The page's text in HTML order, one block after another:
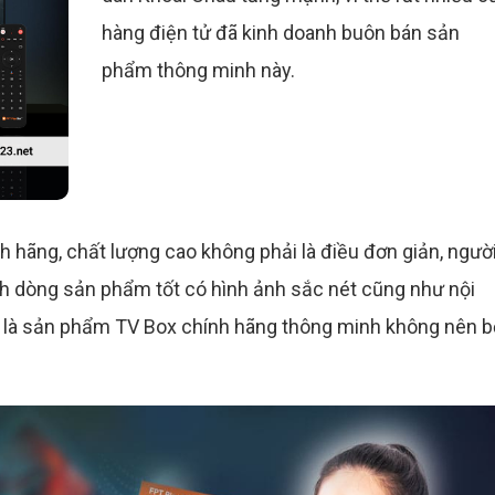
hàng điện tử đã kinh doanh buôn bán sản
phẩm thông minh này.
hãng, chất lượng cao không phải là điều đơn giản,
dòng sản phẩm tốt có hình ảnh sắc nét cũng như nội
sản phẩm TV Box chính hãng thông minh không nên